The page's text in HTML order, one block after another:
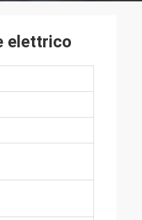
elettrico